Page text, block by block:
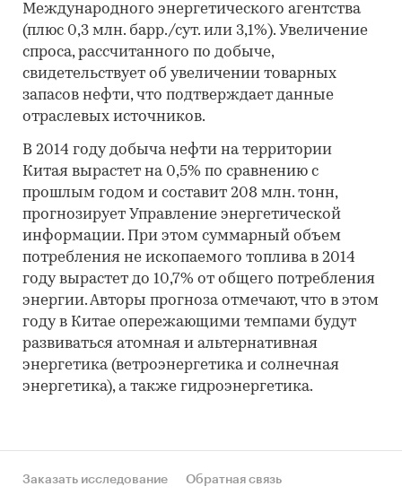
Международного энергетического агентства
(плюс 0,3 млн. барр./сут. или 3,1%). Увеличение
спроса, рассчитанного по добыче,
свидетельствует об увеличении товарных
запасов нефти, что подтверждает данные
отраслевых источников.
В 2014 году добыча нефти на территории
Китая вырастет на 0,5% по сравнению с
прошлым годом и составит 208 млн. тонн,
прогнозирует Управление энергетической
информации. При этом суммарный объем
потребления не ископаемого топлива в 2014
году вырастет до 10,7% от общего потребления
энергии. Авторы прогноза отмечают, что в этом
году в Китае опережающими темпами будут
развиваться атомная и альтернативная
энергетика (ветроэнергетика и солнечная
энергетика), а также гидроэнергетика.
Заказать исследование Обратная связь